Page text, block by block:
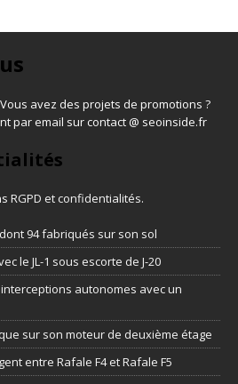
avez des projets de promotions ?
par email sur contact @ seoinside.fr
RGPD et confidentialités.
94 fabriqués sur son sol
le JL-1 sous escorte de J-20
interceptions autonomes avec un
sur son moteur de deuxième étage
entre Rafale F4 et Rafale F5